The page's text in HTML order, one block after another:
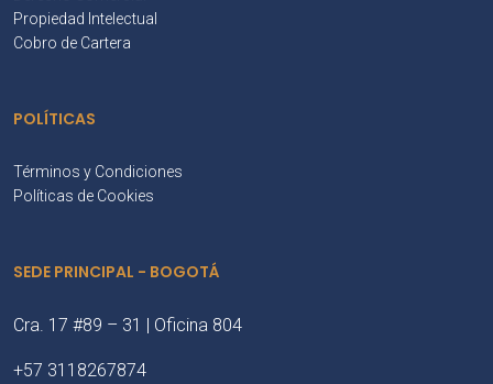
Propiedad Intelectual
Cobro de Cartera
POLÍTICAS
Términos y Condiciones
Políticas de Cookies
SEDE PRINCIPAL - BOGOTÁ
Cra. 17 #89 – 31 | Oficina 804
+57 3118267874